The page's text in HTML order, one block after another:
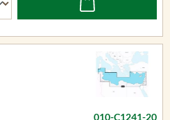
010-C1241-20